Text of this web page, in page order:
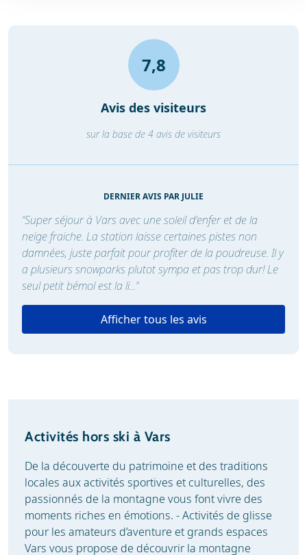
7,8
Avis des visiteurs
sur la base de 4 avis de visiteurs
DERNIER AVIS PAR JULIE
“Super séjour à Vars avec une soleil d'enfer et de la
neige fraiche. La station laisse certaines pistes non
damnées, juste parfait pour profiter de la poudreuse. Il y
a plusieurs snowparks plutot sympa et pas trop dur! Le
seul petit bémol est la li...”
Afficher tous les avis
Activités hors ski à Vars
De la découverte du patrimoine et des traditions
locales aux activités sportives et culturelles, des
passionnés de la montagne vous font vivre des
moments riches en émotions. - Activités de glisse
pour les amateurs d’aventure et grands espaces
Vars vous propose de découvrir la montagne